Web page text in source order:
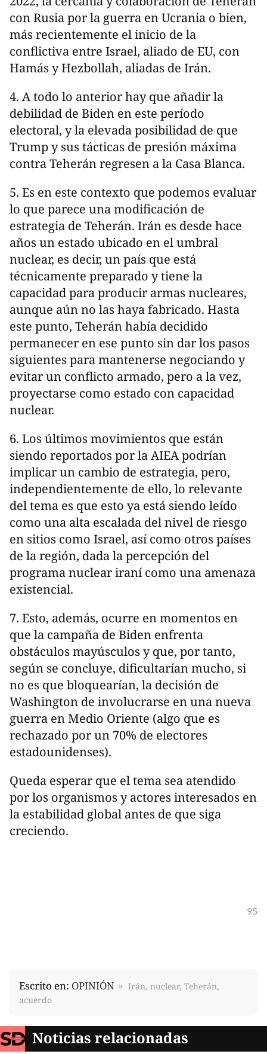
con Rusia por la guerra en Ucrania o bien,
más recientemente el inicio de la
conflictiva entre Israel, aliado de EU, con
Hamás y Hezbollah, aliadas de Irán.
4. A todo lo anterior hay que añadir la
debilidad de Biden en este período
electoral, y la elevada posibilidad de que
Trump y sus tácticas de presión máxima
contra Teherán regresen a la Casa Blanca.
5. Es en este contexto que podemos evaluar
lo que parece una modificación de
estrategia de Teherán. Irán es desde hace
años un estado ubicado en el umbral
nuclear, es decir, un país que está
técnicamente preparado y tiene la
capacidad para producir armas nucleares,
aunque aún no las haya fabricado. Hasta
este punto, Teherán había decidido
permanecer en ese punto sin dar los pasos
siguientes para mantenerse negociando y
evitar un conflicto armado, pero a la vez,
proyectarse como estado con capacidad
nuclear.
6. Los últimos movimientos que están
siendo reportados por la AIEA podrían
implicar un cambio de estrategia, pero,
independientemente de ello, lo relevante
del tema es que esto ya está siendo leído
como una alta escalada del nivel de riesgo
en sitios como Israel, así como otros países
de la región, dada la percepción del
programa nuclear iraní como una amenaza
existencial.
7. Esto, además, ocurre en momentos en
que la campaña de Biden enfrenta
obstáculos mayúsculos y que, por tanto,
según se concluye, dificultarían mucho, si
no es que bloquearían, la decisión de
Washington de involucrarse en una nueva
guerra en Medio Oriente (algo que es
rechazado por un 70% de electores
estadounidenses).
Queda esperar que el tema sea atendido
por los organismos y actores interesados en
la estabilidad global antes de que siga
creciendo.
95
Escrito en: OPINIÓN
Irán, nuclear, Teherán,
acuerdo
Noticias relacionadas